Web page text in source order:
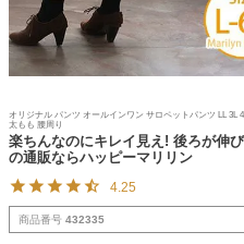
オリジナル パンツ オールインワン サロペットパンツ LL 3L
太もも 腰周り
楽ちんなのにキレイ見え! 後ろが伸
の通販ならハッピーマリリン
4.25
商品番号 432335